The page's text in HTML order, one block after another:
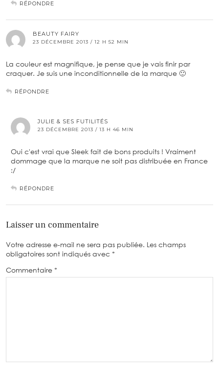
RÉPONDRE
BEAUTY FAIRY
23 DÉCEMBRE 2013 / 12 H 52 MIN
La couleur est magnifique, je pense que je vais finir par
craquer. Je suis une inconditionnelle de la marque 🙂
RÉPONDRE
JULIE & SES FUTILITÉS
23 DÉCEMBRE 2013 / 13 H 46 MIN
Oui c'est vrai que Sleek fait de bons produits ! Vraiment
dommage que la marque ne soit pas distribuée en France
:/
RÉPONDRE
Laisser un commentaire
Votre adresse e-mail ne sera pas publiée. Les champs
obligatoires sont indiqués avec *
Commentaire *